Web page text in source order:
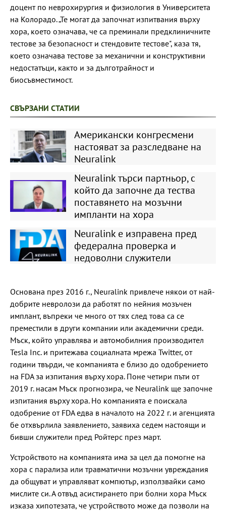
доцент по неврохирургия и физиология в Университета
на Колорадо. „Те могат да започнат изпитвания върху
хора, което означава, че са преминали предклиничните
тестове за безопасност и стендовите тестове", каза тя,
което означава тестове за механични и конструктивни
недостатъци, както и за дълготрайност и
биосъвместимост.
СВЪРЗАНИ СТАТИИ
Американски конгресмени
настояват за разследване на
Neuralink
Neuralink търси партньор, с
който да започне да тества
поставянето на мозъчни
импланти на хора
Neuralink е изправена пред
федерална проверка и
недоволни служители
Основана през 2016 г., Neuralink привлече някои от най-
добрите невролози да работят по нейния мозъчен
имплант, въпреки че много от тях след това са се
преместили в други компании или академични среди.
Мъск, който управлява и автомобилния производител
Tesla Inc. и притежава социалната мрежа Twitter, от
години твърди, че компанията е близо до одобрението
на FDA за изпитания върху хора. Поне четири пъти от
2019 г. насам Мъск прогнозира, че Neuralink ще започне
изпитания върху хора. Но компанията е поискала
одобрение от FDA едва в началото на 2022 г. и агенцията
бе отхвърлила заявлението, заявиха седем настоящи и
бивши служители пред Ройтерс през март.
Устройството на компанията има за цел да помогне на
хора с парализа или травматични мозъчни увреждания
да общуват и управляват компютър, използвайки само
мислите си. А отвъд асистирането при болни хора Мъск
изказа хипотезата, че устройството може да позволи на